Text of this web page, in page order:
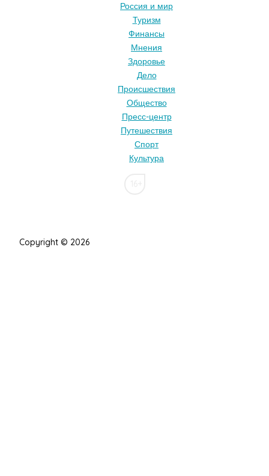
Россия и мир
Туризм
Финансы
Мнения
Здоровье
Дело
Происшествия
Общество
Пресс-центр
Путешествия
Спорт
Культура
Copyright © 2026